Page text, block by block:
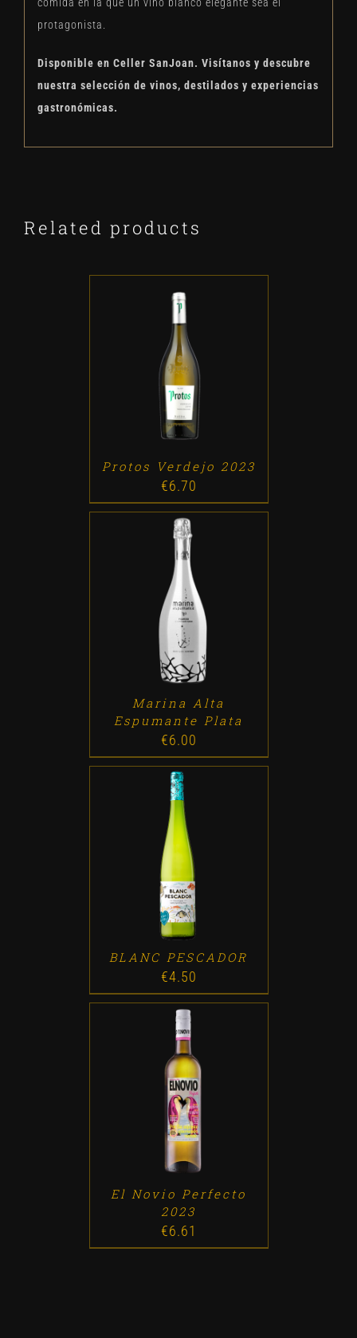
protagonista.
Disponible en Celler SanJoan. Visítanos y descubre
nuestra selección de vinos, destilados y experiencias
gastronómicas.
Related products
ADD TO CART /
Protos Verdejo 2023
€6.70
ADD TO CART / DETALLES
Marina Alta
Espumante Plata
€6.00
ADD TO CART /
BLANC PESCADOR
€4.50
ADD TO CART /
El Novio Perfecto
2023
€6.61